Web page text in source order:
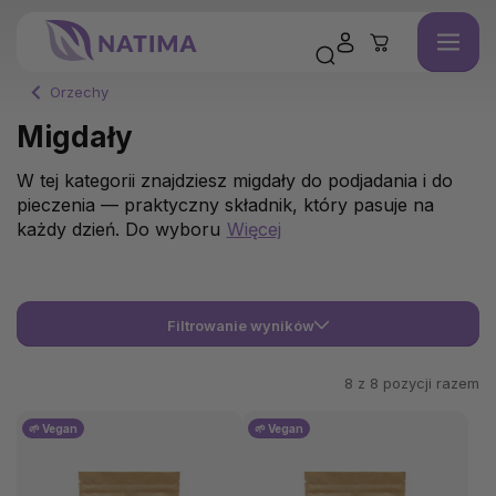
Orzechy
Migdały
W tej kategorii znajdziesz migdały do podjadania i do
pieczenia — praktyczny składnik, który pasuje na
każdy dzień. Do wyboru Więcej
Filtrowanie wyników
8 z 8 pozycji razem
🌱 Vegan 🌱 Vegan